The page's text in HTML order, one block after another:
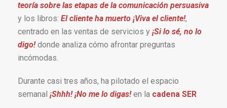
teoría sobre las etapas de la comunicación persuasiva
y los libros: El cliente ha muerto ¡Viva el cliente!,
centrado en las ventas de servicios y ¡Si lo sé, no lo
digo!donde analiza cómo afrontar preguntas
incómodas.
Durante casi tres años, ha pilotado el espacio
semanal ¡Shhh! ¡No me lo digas!en la cadena SER